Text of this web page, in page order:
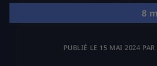
PUBLIÉ LE 15 MAI 2024 PAR